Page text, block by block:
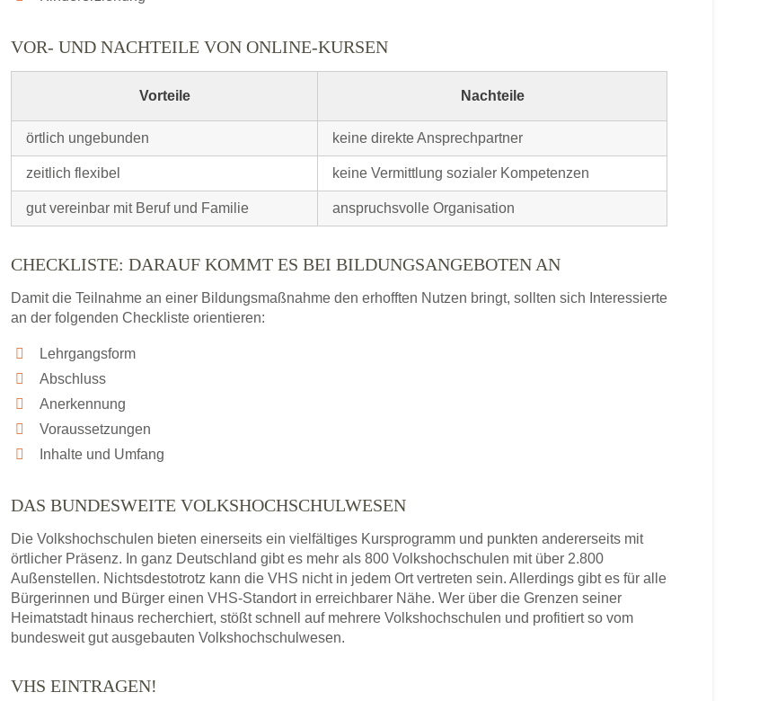
VOR- UND NACHTEILE VON ONLINE-KURSEN
Vorteile Nachteile
örtlich ungebunden keine direkte Ansprechpartner
zeitlich flexibel keine Vermittlung sozialer Kompetenzen
gut vereinbar mit Beruf und Familie anspruchsvolle Organisation
CHECKLISTE: DARAUF KOMMT ES BEI BILDUNGSANGEBOTEN AN
Damit die Teilnahme an einer Bildungsmaßnahme den erhofften Nutzen bringt, sollten sich Interessierte
an der folgenden Checkliste orientieren:
Lehrgangsform
Abschluss
Anerkennung
Voraussetzungen
Inhalte und Umfang
DAS BUNDESWEITE VOLKSHOCHSCHULWESEN
Die Volkshochschulen bieten einerseits ein vielfältiges Kursprogramm und punkten andererseits mit
örtlicher Präsenz. In ganz Deutschland gibt es mehr als 800 Volkshochschulen mit über 2.800
Außenstellen. Nichtsdestotrotz kann die VHS nicht in jedem Ort vertreten sein. Allerdings gibt es für alle
Bürgerinnen und Bürger einen VHS-Standort in erreichbarer Nähe. Wer über die Grenzen seiner
Heimatstadt hinaus recherchiert, stößt schnell auf mehrere Volkshochschulen und profitiert so vom
bundesweit gut ausgebauten Volkshochschulwesen.
VHS EINTRAGEN!